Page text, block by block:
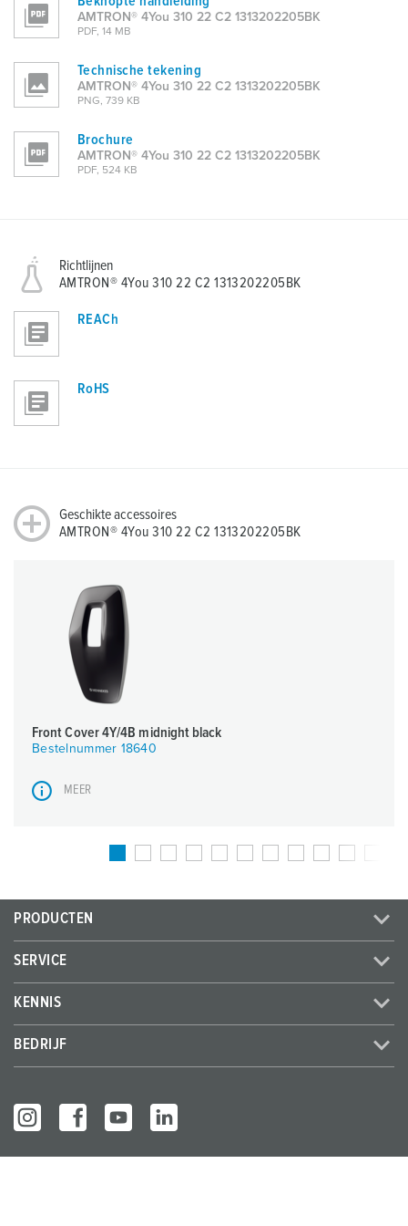
AMTRON® 4You 310 22 C2 1313202205BK
PDF, 14 MB
Technische tekening
AMTRON® 4You 310 22 C2 1313202205BK
PNG, 739 KB
Brochure
AMTRON® 4You 310 22 C2 1313202205BK
PDF, 524 KB
Richtlijnen
AMTRON® 4You 310 22 C2 1313202205BK
REACh
RoHS
Geschikte accessoires
AMTRON® 4You 310 22 C2 1313202205BK
Front Cover 4Y/4B midnight black
Bestelnummer 18640
MEER
PRODUCTEN
SERVICE
KENNIS
BEDRIJF